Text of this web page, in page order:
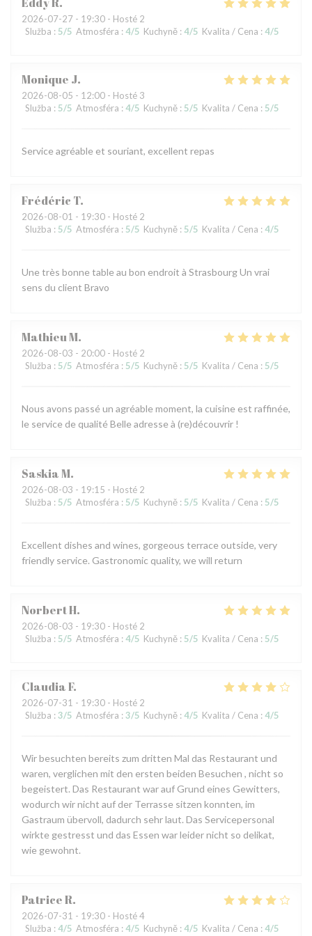
2026-07-27 - 19:30 - Hosté 2
Služba : 5/5 Atmosféra : 4/5 Kuchyně : 4/5 Kvalita / Cena : 4/5
Monique J
2026-08-05 - 12:00 - Hosté 3
Služba : 5/5 Atmosféra : 4/5 Kuchyně : 5/5 Kvalita / Cena : 5/5
Service agréable et souriant, excellent repas
Frédéric T
2026-08-01 - 19:30 - Hosté 2
Služba : 5/5 Atmosféra : 5/5 Kuchyně : 5/5 Kvalita / Cena : 4/5
Une très bonne table au bon endroit à Strasbourg Un vrai
sens du client Bravo
MathieuM
2026-08-03 - 20:00 - Hosté 2
Služba : 5/5 Atmosféra : 5/5 Kuchyně : 5/5 Kvalita / Cena : 5/5
Nous avons passé un agréable moment, la cuisine est raffinée,
le service de qualité Belle adresse à (re)découvrir !
SaskiaM
2026-08-03 - 19:15 - Hosté 2
Služba : 5/5 Atmosféra : 5/5 Kuchyně : 5/5 Kvalita / Cena : 5/5
Excellent dishes and wines, gorgeous terrace outside, very
friendly service. Gastronomic quality, we will return
NorbertH
2026-08-03 - 19:30 - Hosté 2
Služba : 5/5 Atmosféra : 4/5 Kuchyně : 5/5 Kvalita / Cena : 5/5
ClaudiaF
2026-07-31 - 19:30 - Hosté 2
Služba : 3/5 Atmosféra : 3/5 Kuchyně : 4/5 Kvalita / Cena : 4/5
Wir besuchten bereits zum dritten Mal das Restaurant und
waren, verglichen mit den ersten beiden Besuchen , nicht so
begeistert. Das Restaurant war auf Grund eines Gewitters,
wodurch wir nicht auf der Terrasse sitzen konnten, im
Gastraum übervoll, dadurch sehr laut. Das Servicepersonal
wirkte gestresst und das Essen war leider nicht so delikat,
wie gewohnt.
PatriceR
2026-07-31 - 19:30 - Hosté 4
Služba : 4/5 Atmosféra : 4/5 Kuchyně : 4/5 Kvalita / Cena : 4/5